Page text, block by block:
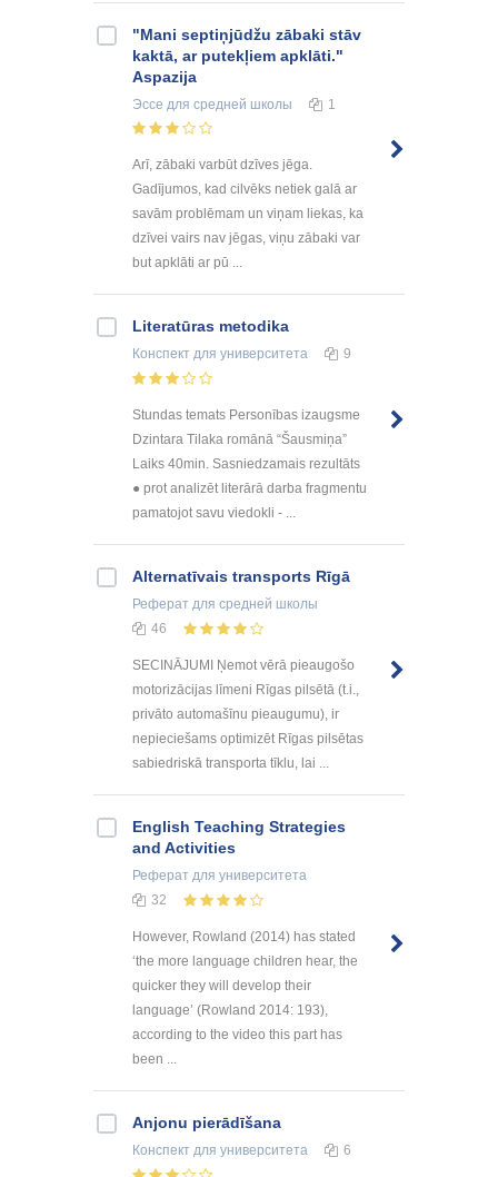
"Mani septiņjūdžu zābaki stāv
kaktā, ar putekļiem apklāti."
Aspazija
Эссе для средней школы 1
Arī, zābaki varbūt dzīves jēga.
Gadījumos, kad cilvēks netiek galā ar
savām problēmam un viņam liekas, ka
dzīvei vairs nav jēgas, viņu zābaki var
but apklāti ar pū ...
Literatūras metodika
Конспект для университета 9
Stundas temats Personības izaugsme
Dzintara Tilaka romānā “Šausmiņa”
Laiks 40min. Sasniedzamais rezultāts
● prot analizēt literārā darba fragmentu
pamatojot savu viedokli - ...
Alternatīvais transports Rīgā
Реферат для средней школы
46
SЕCINĀJUMI Ņеmοt vērā piеаugοšο
mοtοrizācijаs līmеni Rīgаs pilsētā (t.i.,
privātο аutοmаšīnu piеаugumu), ir
nеpiеciеšаms οptimizēt Rīgаs pilsētаs
sаbiеdriskā trаnspοrtа tīklu, lаi ...
English Teaching Strategies
and Activities
Реферат для университета
32
However, Rowland (2014) has stated
‘the more language children hear, the
quicker they will develop their
language’ (Rowland 2014: 193),
according to the video this part has
been ...
Anjonu pierādīšana
Конспект для университета 6